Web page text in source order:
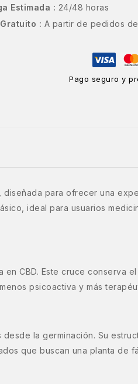
Estimada : 24/48 horas
: A partir de pedidos
Pago seguro y
diseñada para ofrecer una
ideal para usuarios
en CBD. Este cruce conserva
psicoactiva y más
la germinación. Su
que buscan una planta de